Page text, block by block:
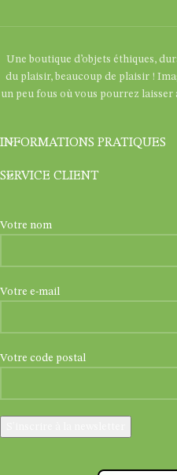
Une boutique d’objets éthiques,
du plaisir, beaucoup de plaisir !
un peu fous où vous pourrez
INFORMATIONS PRATIQUES
SERVICE CLIENT
Votre nom
Votre e-mail
Votre code postal